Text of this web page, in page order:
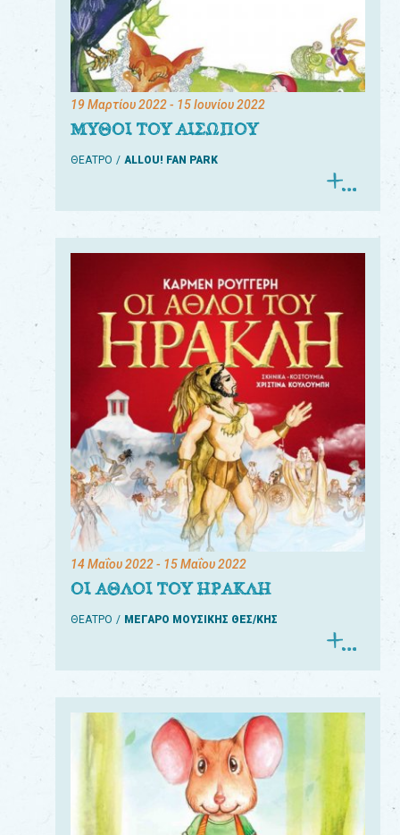
19 Μαρτίου 2022- 15 Ιουνίου 2022
ΜΥΘΟΙ ΤΟΥ ΑΙΣΩΠΟΥ
ΘΕΑΤΡΟ ALLOU! FAN PARK
14 Μαΐου 2022- 15 Μαΐου 2022
ΟΙ ΑΘΛΟΙ ΤΟΥ ΗΡΑΚΛΗ
ΘΕΑΤΡΟ ΜΕΓΑΡΟ ΜΟΥΣΙΚΗΣ ΘΕΣ/ΚΗΣ